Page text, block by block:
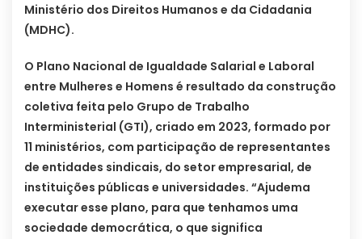
Ministério dos Direitos Humanos e da Cidadania
(MDHC).
O Plano Nacional de Igualdade Salarial e Laboral
entre Mulheres e Homens é resultado da construção
coletiva feita pelo Grupo de Trabalho
Interministerial (GTI), criado em 2023, formado por
11 ministérios, com participação de representantes
de entidades sindicais, do setor empresarial, de
instituições públicas e universidades. “Ajudema
executar esse plano, para que tenhamos uma
sociedade democrática, o que significa